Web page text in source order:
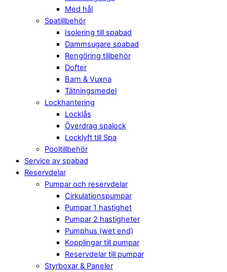
Med hål
Spatillbehör
Isolering till spabad
Dammsugare spabad
Rengöring tillbehör
Dofter
Barn & Vuxna
Tätningsmedel
Lockhantering
Locklås
Överdrag spalock
Locklyft till Spa
Pooltillbehör
Service av spabad
Reservdelar
Pumpar och reservdelar
Cirkulationspumpar
Pumpar 1 hastighet
Pumpar 2 hastigheter
Pumphus (wet end)
Kopplingar till pumpar
Reservdelar till pumpar
Styrboxar & Paneler